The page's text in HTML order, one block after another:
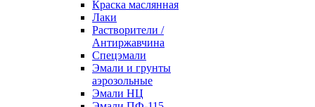
Краска маслянная
Лаки
Растворители /
Антиржавчина
Спецэмали
Эмали и грунты
аэрозольные
Эмали НЦ